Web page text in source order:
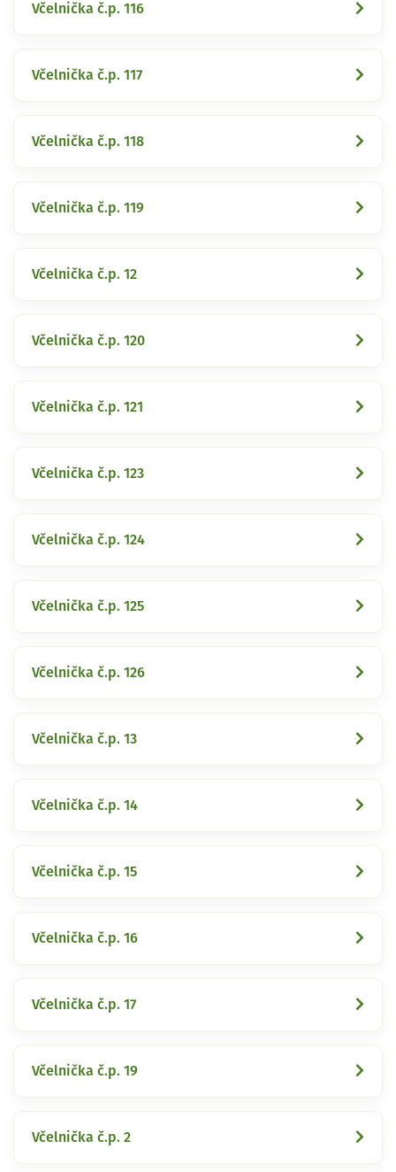
Včelnička č.p. 116
Včelnička č.p. 117
Včelnička č.p. 118
Včelnička č.p. 119
Včelnička č.p. 12
Včelnička č.p. 120
Včelnička č.p. 121
Včelnička č.p. 123
Včelnička č.p. 124
Včelnička č.p. 125
Včelnička č.p. 126
Včelnička č.p. 13
Včelnička č.p. 14
Včelnička č.p. 15
Včelnička č.p. 16
Včelnička č.p. 17
Včelnička č.p. 19
Včelnička č.p. 2